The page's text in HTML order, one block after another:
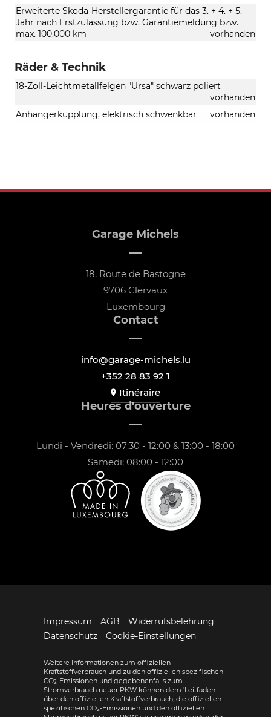
Erweiterte Skoda-Herstellergarantie für das 3. + 4. + 5.
Jahr nach Erstzulassung bzw. Garantiemeldung bzw.
max. 100.000 km
vorhanden
Räder & Technik
18-Zoll-Leichtmetallfelgen "Ursa" schwarz poliert
vorhanden
Anhängerkupplung, elektrisch schwenkbar
vorhanden
Garage Michels
18, Route de Bastogne
9706 Clervaux
Luxembourg
Contact
info@garage-michels.lu
+352 28 83 92 1
Itinéraire
Heures d'ouverture
Lundi - Vendredi: 07:30 - 12:00 & 13:00 - 18:00
Samedi: 08:00 - 12:00
Impressum AGB
Widerrufsbelehrung
Datenschutz
Cookie-Einstellungen
Weitere Informationen zum offiziellen
Kraftstoffverbrauch und zu den offiziellen spezifischen
CO2-Emissionen und gegebenenfalls zum
Stromverbrauch neuer PKW können dem 'Leitfaden
über den offiziellen Kraftstoffverbrauch, die offiziellen
spezifischen CO2-Emissionen und den offiziellen